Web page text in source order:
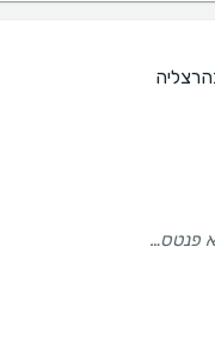
עינב היא הרופאה המדהימה ביותר. לא רק שהיא פנטסטית בעבודתה והעבודה שלה ללא דופי, היא גם בן אדם נפלא. אני לא יכול להמליץ עליה מספיק